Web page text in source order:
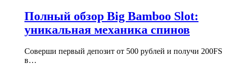
Полный обзор Big Bamboo Slot:
уникальная механика спинов
Соверши первый депозит от 500 рублей и получи 200FS
в…